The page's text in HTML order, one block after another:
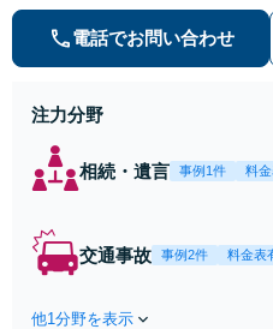
電話でお問い合わせ
注力分野
相続・遺言 事例1件 料
交通事故 事例2件 料金表
他1分野を表示